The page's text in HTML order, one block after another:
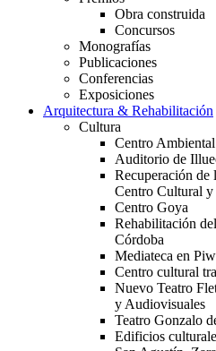
Obra construida
Concursos
Monografías
Publicaciones
Conferencias
Exposiciones
Arquitectura & Rehabilitación
Cultura
Centro
Auditorio de
Recuperación de
Centro Cultural y
Centro Goya
Rehabilitación
Córdoba
Mediateca en
Centro cultural
Nuevo Teatro
y Audiovisuales
Teatro Gonzalo
Edificios